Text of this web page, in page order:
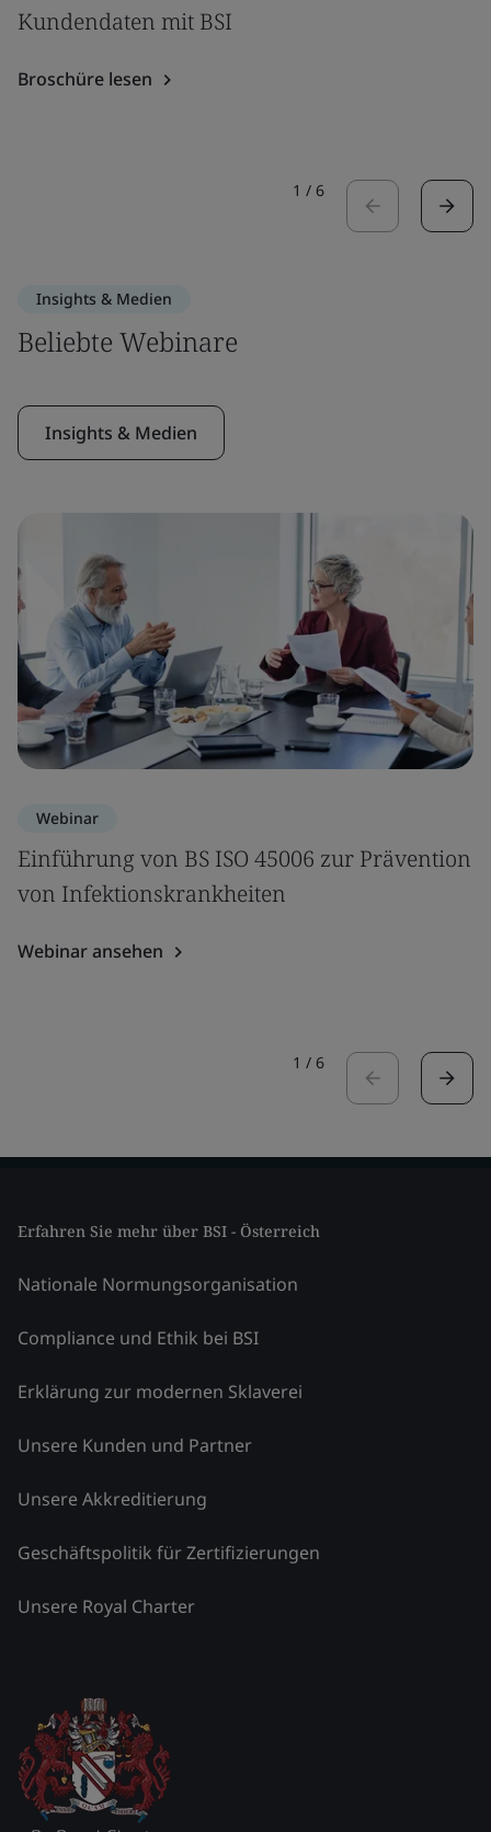
Kundendaten mit BSI
Broschüre lesen
1 / 6
Insights & Medien
Beliebte Webinare
Insights & Medien
Webinar
Einführung von BS ISO 45006 zur Prävention
von Infektionskrankheiten
Webinar ansehen
1 / 6
Erfahren Sie mehr über BSI - Österreich
Nationale Normungsorganisation
Compliance und Ethik bei BSI
Erklärung zur modernen Sklaverei
Unsere Kunden und Partner
Unsere Akkreditierung
Geschäftspolitik für Zertifizierungen
Unsere Royal Charter